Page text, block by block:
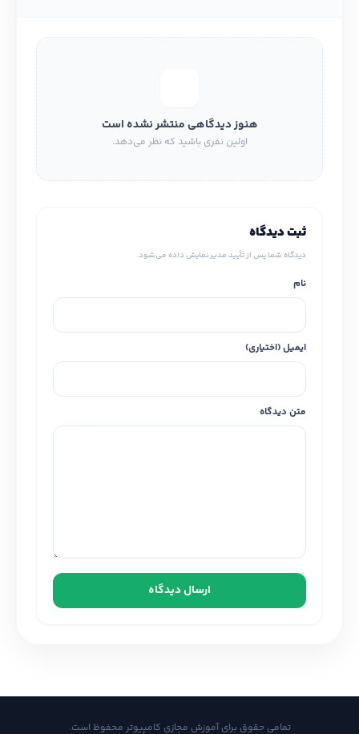
هنوز دیدگاهی منتشر نشده است
اولین نفری باشید که نظر می‌دهد.
ثبت دیدگاه
دیدگاه شما پس از تأیید مدیر نمایش داده می‌شود.
نام
ایمیل (اختیاری)
متن دیدگاه
ارسال دیدگاه
تمامی حقوق برای آموزش مجازی کامپیوتر محفوظ است.